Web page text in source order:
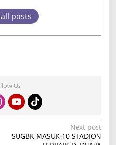
posts
Us
Next post
SUGBK MASUK 10 STADION